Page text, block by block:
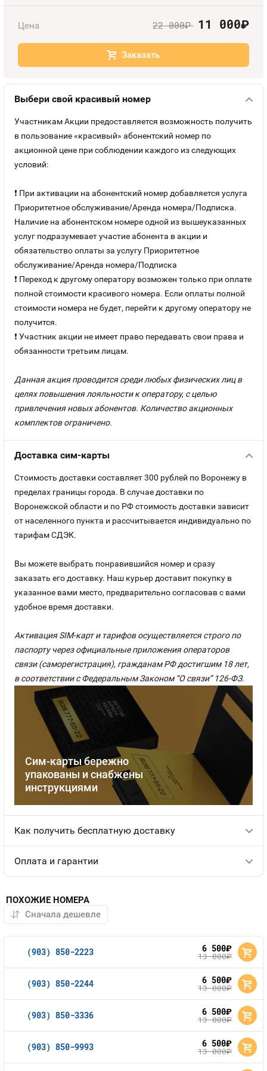
Номера
Контакты
Цена 22 000руб. 11 000руб.
Заказать
Выбери свой красивый номер
Участникам Акции предоставляется возможность получить
в пользование «красивый» абонентский номер по
акционной цене при соблюдении каждого из следующих
условий:
❗ При активации на абонентский номер добавляется услуга
Приоритетное обслуживание/Аренда номера/Подписка.
Наличие на абонентском номере одной из вышеуказанных
услуг подразумевает участие абонента в акции и
обязательство оплаты за услугу Приоритетное
обслуживание/Аренда номера/Подписка
❗ Переход к другому оператору возможен только при оплате
полной стоимости красивого номера. Если оплаты полной
стоимости номера не будет, перейти к другому оператору не
получится.
❗ Участник акции не имеет право передавать свои права и
обязанности третьим лицам.
Данная акция проводится среди любых физических лиц в
целях повышения лояльности к оператору, с целью
привлечения новых абонентов. Количество акционных
комплектов ограничено.
Доставка сим-карты
Сим-карты бережно
упакованы и снабжены
инструкциями
Стоимость доставки составляет 300 рублей по Воронежу в
пределах границы города. В случае доставки по
Воронежской области и по РФ стоимость доставки зависит
от населенного пункта и рассчитывается индивидуально по
тарифам СДЭК.
Вы можете выбрать понравившийся номер и сразу
заказать его доставку. Наш курьер доставит покупку в
указанное вами место, предварительно согласовав с вами
удобное время доставки.
Активация SIM-карт и тарифов осуществляется строго по
паспорту через официальные приложения операторов
связи (саморегистрация), гражданам РФ достигшим 18 лет,
в соответствии с Федеральным Законом “О связи” 126-ФЗ.
Как получить бесплатную доставку
Оплата и гарантии
ПОХОЖИЕ НОМЕРА
(903) 850-2223 6 500руб.
13 000руб.
(903) 850-2244 6 500руб.
13 000руб.
(903) 850-3336 6 500руб.
13 000руб.
(903) 850-9993 6 500руб.
13 000руб.